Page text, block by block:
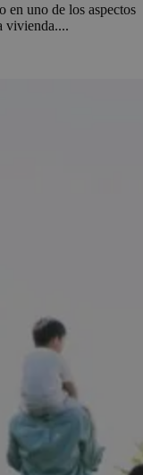
en uno de los aspectos
vivienda....